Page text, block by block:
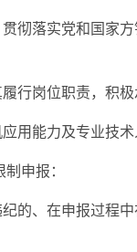
彻落实党和国家
行岗位职责，积
用能力及专业技术
申报：
的、在申报过程